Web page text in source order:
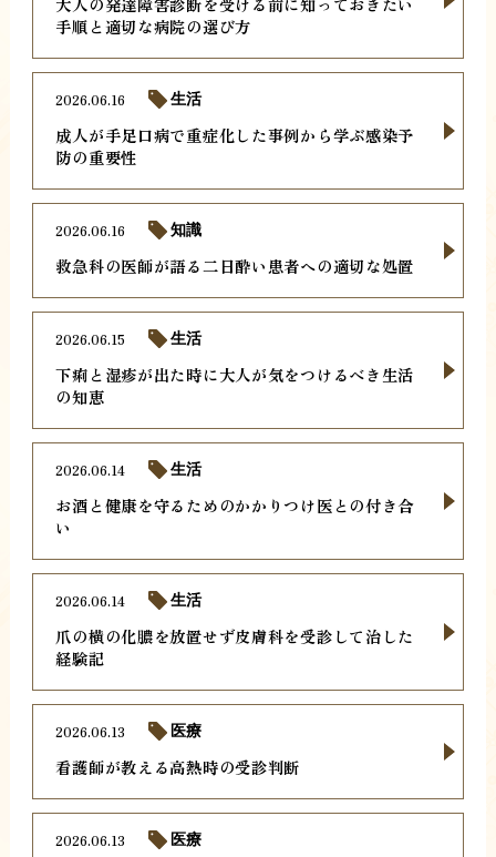
手順と適切な病院の選び方
成人が手足口病で重症化した事例から学ぶ感染予
防の重要性
2026.06.16 生活
救急科の医師が語る二日酔い患者への適切な処置
2026.06.16 知識
下痢と湿疹が出た時に大人が気をつけるべき生活
の知恵
2026.06.15 生活
お酒と健康を守るためのかかりつけ医との付き合
い
2026.06.14 生活
爪の横の化膿を放置せず皮膚科を受診して治した
経験記
2026.06.14 生活
看護師が教える高熱時の受診判断
2026.06.13 医療
2026.06.13 医療